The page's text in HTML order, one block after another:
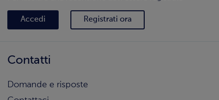
Accedi Registrati ora
Contatti
Domande e risposte